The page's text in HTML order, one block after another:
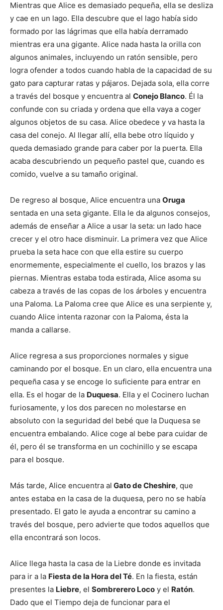
Mientras que Alice es demasiado pequeña, ella se desliza
y cae en un lago. Ella descubre que el lago había sido
formado por las lágrimas que ella había derramado
mientras era una gigante. Alice nada hasta la orilla con
algunos animales, incluyendo un ratón sensible, pero
logra ofender a todos cuando habla de la capacidad de su
gato para capturar ratas y pájaros. Dejada sola, ella corre
a través del bosque y encuentra al Conejo Blanco. Él la
confunde con su criada y ordena que ella vaya a coger
algunos objetos de su casa. Alice obedece y va hasta la
casa del conejo. Al llegar allí, ella bebe otro líquido y
queda demasiado grande para caber por la puerta. Ella
acaba descubriendo un pequeño pastel que, cuando es
comido, vuelve a su tamaño original.
De regreso al bosque, Alice encuentra una Oruga
sentada en una seta gigante. Ella le da algunos consejos,
además de enseñar a Alice a usar la seta: un lado hace
crecer y el otro hace disminuir. La primera vez que Alice
prueba la seta hace con que ella estire su cuerpo
enormemente, especialmente el cuello, los brazos y las
piernas. Mientras estaba toda estirada, Alice asoma su
cabeza a través de las copas de los árboles y encuentra
una Paloma. La Paloma cree que Alice es una serpiente y,
cuando Alice intenta razonar con la Paloma, ésta la
manda a callarse.
Alice regresa a sus proporciones normales y sigue
caminando por el bosque. En un claro, ella encuentra una
pequeña casa y se encoge lo suficiente para entrar en
ella. Es el hogar de la Duquesa. Ella y el Cocinero luchan
furiosamente, y los dos parecen no molestarse en
absoluto con la seguridad del bebé que la Duquesa se
encuentra embalando. Alice coge al bebe para cuidar de
él, pero él se transforma en un cochinillo y se escapa
para el bosque.
Más tarde, Alice encuentra al Gato de Cheshire, que
antes estaba en la casa de la duquesa, pero no se había
presentado. El gato le ayuda a encontrar su camino a
través del bosque, pero advierte que todos aquellos que
ella encontrará son locos.
Alice llega hasta la casa de la Liebre donde es invitada
para ir a la Fiesta de la Hora del Té. En la fiesta, están
presentes la Liebre, el Sombrerero Loco y el Ratón.
Dado que el Tiempo deja de funcionar para el